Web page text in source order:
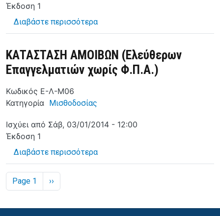
Έκδοση 1
Διαβάστε περισσότεραγια το ΚΑΤΑΣΤΑΣΗ ΑΜΟΙΒΩΝ
ΚΑΤΑΣΤΑΣΗ ΑΜΟΙΒΩΝ (Ελεύθερων
Επαγγελματιών χωρίς Φ.Π.Α.)
Κωδικός Ε-Λ-Μ06
Κατηγορία Μισθοδοσίας
Ισχύει από Σάβ, 03/01/2014 - 12:00
Έκδοση 1
Διαβάστε περισσότεραγια το ΚΑΤΑΣΤΑΣΗ ΑΜΟΙΒΩΝ
Σελιδοποίηση
Page 1 Next page
››